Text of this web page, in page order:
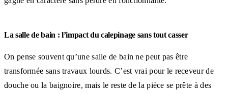
La salle de bain : l’impact du calepinage sans tout casser
On pense souvent qu’une salle de bain ne peut pas être
transformée sans travaux lourds. C’est vrai pour le receveur de
douche ou la baignoire, mais le reste de la pièce se prête à des